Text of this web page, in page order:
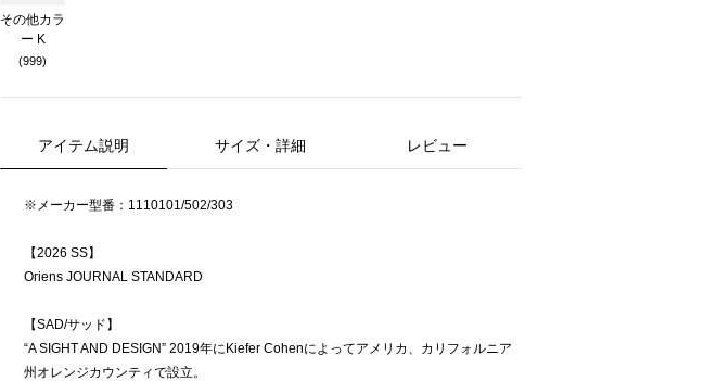
その他カラ
ー K
(999)
アイテム説明 サイズ・詳細 レビュー
※メーカー型番：1110101/502/303
【2026 SS】
Oriens JOURNAL STANDARD
【SAD/サッド】
“A SIGHT AND DESIGN” 2019年にKiefer Cohenによってアメリカ、カリフォルニア
州オレンジカウンティで設立。